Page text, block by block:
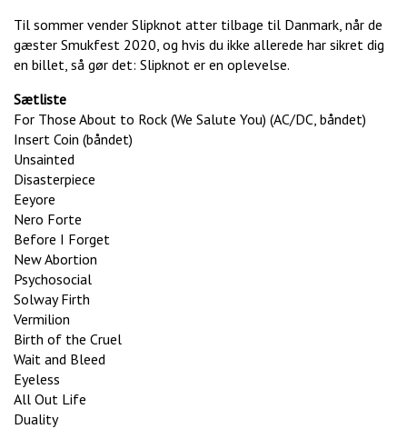
Til sommer vender Slipknot atter tilbage til Danmark, når de
gæster Smukfest 2020, og hvis du ikke allerede har sikret dig
en billet, så gør det: Slipknot er en oplevelse.
Sætliste
For Those About to Rock (We Salute You) (AC/DC, båndet)
Insert Coin (båndet)
Unsainted
Disasterpiece
Eeyore
Nero Forte
Before I Forget
New Abortion
Psychosocial
Solway Firth
Vermilion
Birth of the Cruel
Wait and Bleed
Eyeless
All Out Life
Duality